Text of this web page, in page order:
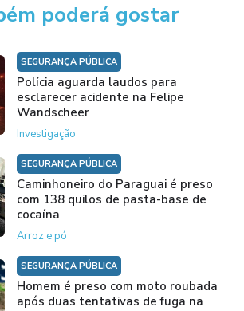
poderá gostar
SEGURANÇA PÚBLICA
Polícia aguarda laudos para
esclarecer acidente na Felipe
Wandscheer
Investigação
SEGURANÇA PÚBLICA
Caminhoneiro do Paraguai é preso
com 138 quilos de pasta-base de
cocaína
Arroz e pó
SEGURANÇA PÚBLICA
Homem é preso com moto roubada
após duas tentativas de fuga na